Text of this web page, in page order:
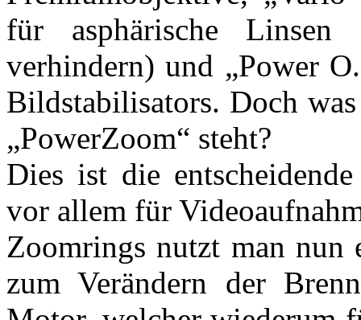
für asphärische
verhindern) und „Power
Bildstabilisators. Doch
„PowerZoom“ steht?
Dies ist die
vor allem für
Zoomrings nutzt man nun
zum Verändern der